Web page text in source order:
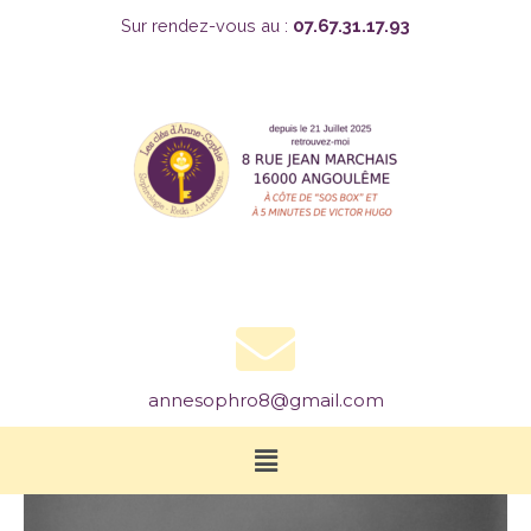
Sur rendez-vous​ au : 07.67.31.17.93
annesophro8@gmail.com
Menu